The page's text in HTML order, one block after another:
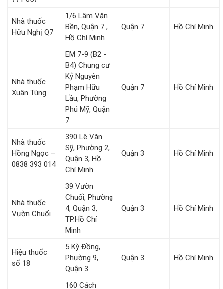
Nhà thuốc
Hữu Nghị Q7
1/6 Lâm Văn
Bền, Quận 7 ,
Hồ Chí Minh
Quận 7 Hồ Chí Minh
Nhà thuốc
Xuân Tùng
EM 7-9 (B2 -
B4) Chung cư
Kỷ Nguyên
Phạm Hữu
Lầu, Phường
Phú Mỹ, Quận
7
Quận 7 Hồ Chí Minh
Nhà thuốc
Hồng Ngọc –
0838 393 014
390 Lê Văn
Sỹ, Phường 2,
Quận 3, Hồ
Chí Minh
Quận 3 Hồ Chí Minh
Nhà thuốc
Vườn Chuối
39 Vườn
Chuối, Phường
4, Quận 3,
TP.Hồ Chí
Minh
Quận 3 Hồ Chí Minh
Hiệu thuốc
số 18
5 Kỳ Đồng,
Phường 9,
Quận 3
Quận 3 Hồ Chí Minh
160 Cách